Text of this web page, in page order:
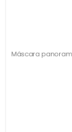
Máscara